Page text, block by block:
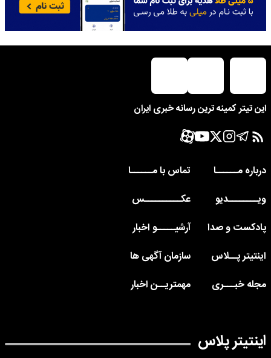
این تیتر کمینه ترین رسانه خبری ایران
درباره مــــــا
تماس با مــــــا
ویــــــــدیو
عکــــــــــس
پادکست و صدا
آرشیـــــو اخبار
اینتیتر پــلاس
سازمان آگهی ها
مجله خبـــری
مهمتریــن اخبار
اینتیتر پلاس